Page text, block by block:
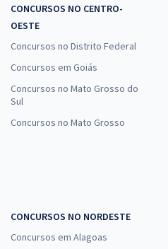
CONCURSOS NO CENTRO-
OESTE
Concursos no Distrito Federal
Concursos em Goiás
Concursos no Mato Grosso do
Sul
Concursos no Mato Grosso
CONCURSOS NO NORDESTE
Concursos em Alagoas